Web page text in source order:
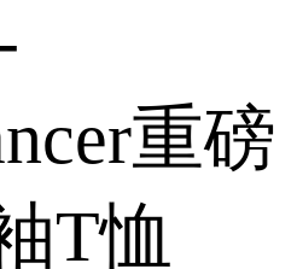
重磅
T恤